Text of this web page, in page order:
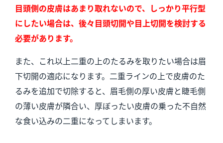
目頭側の皮膚はあまり取れないので、しっかり平行型
にしたい場合は、 後々目頭切開や目上切開を検討する
必要があります。
また、これ以上二重の上のたるみを取りたい場合は眉
下切開の適応になります。二重ラインの上で皮膚のた
るみを追加で切除すると、眉毛側の厚い皮膚と睫毛側
の薄い皮膚が隣合い、厚ぼったい皮膚の乗った不自然
な食い込みの二重になってしまいます。